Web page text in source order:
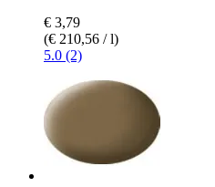
€ 3,79
(€ 210,56 / l)
5.0 (2)